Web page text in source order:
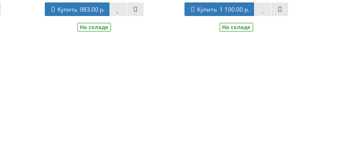
Купить 983.00 р.
На складе
Купить 1 100.00 р.
На складе